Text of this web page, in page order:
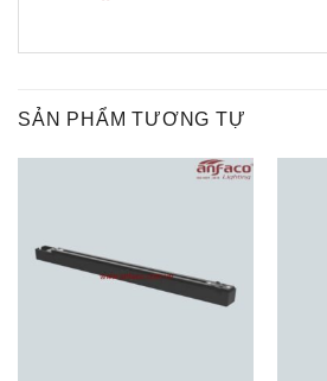
SẢN PHẨM TƯƠNG TỰ